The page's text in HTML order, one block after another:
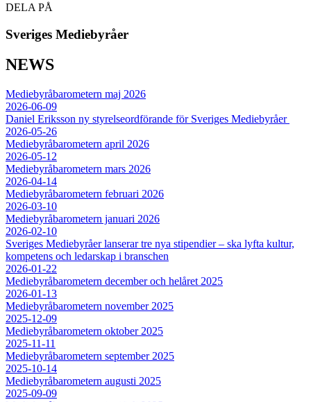
DELA PÅ
Sveriges Mediebyråer
NEWS
Mediebyråbarometern maj 2026
2026-06-09
Daniel Eriksson ny styrelseordförande för Sveriges Mediebyråer
2026-05-26
Mediebyråbarometern april 2026
2026-05-12
Mediebyråbarometern mars 2026
2026-04-14
Mediebyråbarometern februari 2026
2026-03-10
Mediebyråbarometern januari 2026
2026-02-10
Sveriges Mediebyråer lanserar tre nya stipendier – ska lyfta kultur,
kompetens och ledarskap i branschen
2026-01-22
Mediebyråbarometern december och helåret 2025
2026-01-13
Mediebyråbarometern november 2025
2025-12-09
Mediebyråbarometern oktober 2025
2025-11-11
Mediebyråbarometern september 2025
2025-10-14
Mediebyråbarometern augusti 2025
2025-09-09